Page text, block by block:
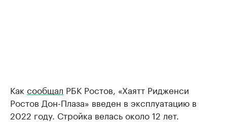
Как сообщал РБК Ростов, «Хаятт Ридженси
Ростов Дон-Плаза» введен в эксплуатацию в
2022 году. Стройка велась около 12 лет.